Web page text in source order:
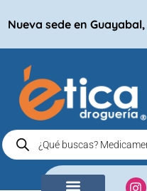
Nueva sede en Guayabal,